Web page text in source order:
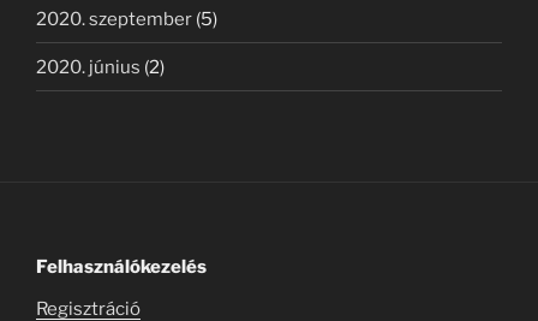
2020. szeptember (5)
2020. június (2)
Felhasználókezelés
Regisztráció